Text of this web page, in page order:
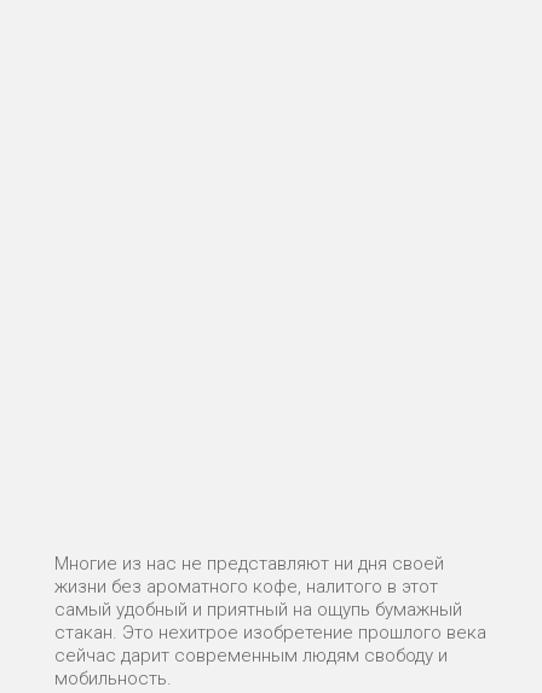
Многие из нас не представляют ни дня своей
жизни без ароматного кофе, налитого в этот
самый удобный и приятный на ощупь бумажный
стакан. Это нехитрое изобретение прошлого века
сейчас дарит современным людям свободу и
мобильность.